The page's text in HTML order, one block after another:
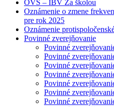
OVS – IBV Za školou
Oznámenie o zmene
pre rok 2025
Oznámenie
Povinné zverejňovanie
Povinné
Povinné
Povinné
Povinné
Povinné
Povinné
Povinné